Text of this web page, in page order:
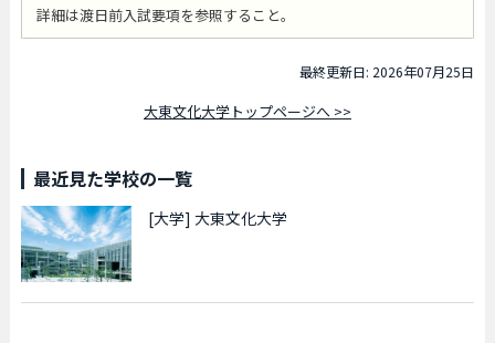
詳細は渡日前入試要項を参照すること。
最終更新日: 2026年07月25日
大東文化大学トップページへ >>
最近見た学校の一覧
[大学] 大東文化大学